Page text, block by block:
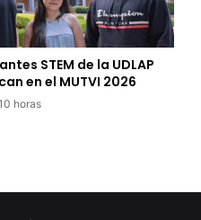
STEM de la UDLAP
en el MUTVI 2026
horas